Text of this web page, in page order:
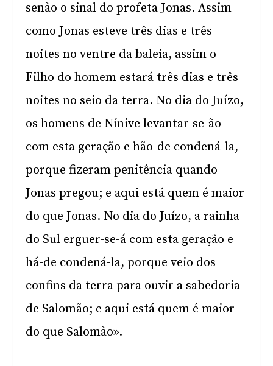
senão o sinal do profeta Jonas. Assim
como Jonas esteve três dias e três
noites no ventre da baleia, assim o
Filho do homem estará três dias e três
noites no seio da terra. No dia do Juízo,
os homens de Nínive levantar-se-ão
com esta geração e hão-de condená-la,
porque fizeram penitência quando
Jonas pregou; e aqui está quem é maior
do que Jonas. No dia do Juízo, a rainha
do Sul erguer-se-á com esta geração e
há-de condená-la, porque veio dos
confins da terra para ouvir a sabedoria
de Salomão; e aqui está quem é maior
do que Salomão».